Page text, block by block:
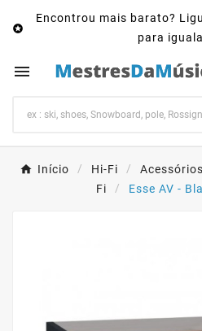

Encontrou mais barato?
para

Início Hi-Fi
Fi
Esse AV -